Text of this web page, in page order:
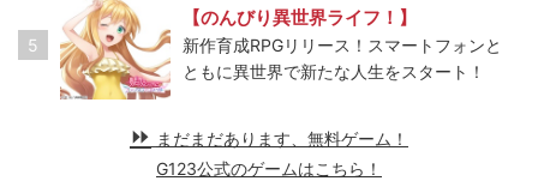
5
【のんびり異世界ライフ！】
新作育成RPGリリース！スマートフォンと
ともに異世界で新たな人生をスタート！
まだまだあります、無料ゲーム！
G123公式のゲームはこちら！